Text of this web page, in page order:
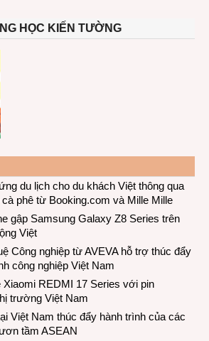
HỌC KIẾN TƯỜNG
du lịch cho du khách Việt thông qua
phê từ Booking.com và Mille Mille
gập Samsung Galaxy Z8 Series trên
Việt
Công nghiệp từ AVEVA hỗ trợ thúc đẩy
công nghiệp Việt Nam
Xiaomi REDMI 17 Series với pin
trường Việt Nam
Việt Nam thúc đẩy hành trình của các
tầm ASEAN